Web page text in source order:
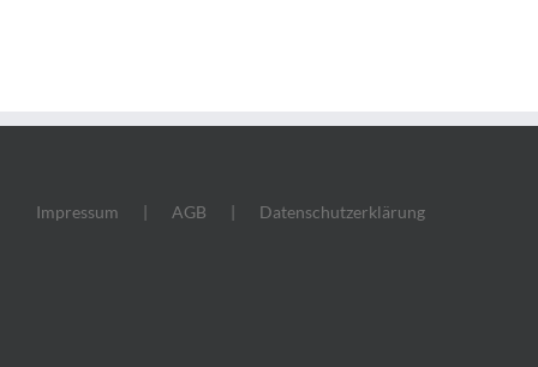
Impressum AGB Datenschutzerklärung